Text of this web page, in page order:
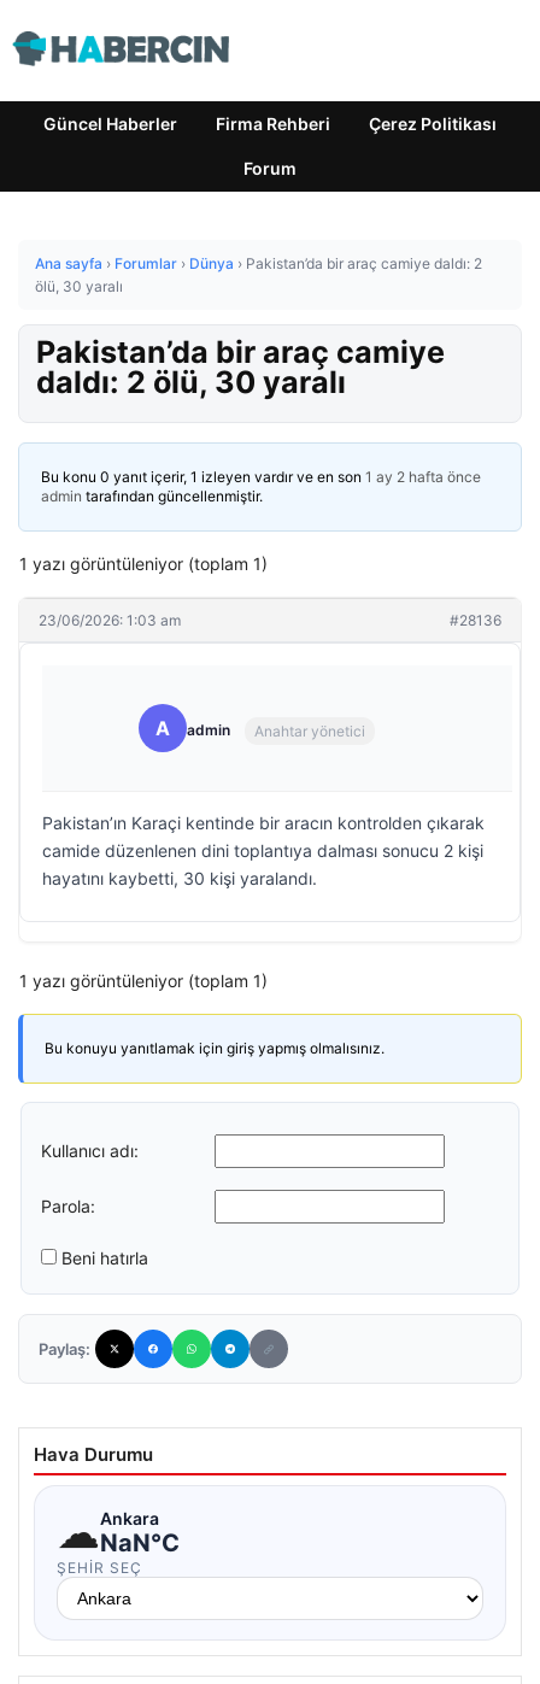
Güncel Haberler Firma Rehberi Çerez Politikası
Forum
Ana sayfa › Forumlar › Dünya › Pakistan’da bir araç camiye daldı: 2
ölü, 30 yaralı
Pakistan’da bir araç camiye
daldı: 2 ölü, 30 yaralı
Bu konu 0 yanıt içerir, 1 izleyen vardır ve en son 1 ay 2 hafta önce
admin tarafından güncellenmiştir.
1 yazı görüntüleniyor (toplam 1)
23/06/2026: 1:03 am #28136
A admin Anahtar yönetici
Pakistan’ın Karaçi kentinde bir aracın kontrolden çıkarak
camide düzenlenen dini toplantıya dalması sonucu 2 kişi
hayatını kaybetti, 30 kişi yaralandı.
1 yazı görüntüleniyor (toplam 1)
Bu konuyu yanıtlamak için giriş yapmış olmalısınız.
Kullanıcı adı:
Parola:
Beni hatırla
Paylaş:
Hava Durumu
☁Ankara
NaN°C
ŞEHIR SEÇ